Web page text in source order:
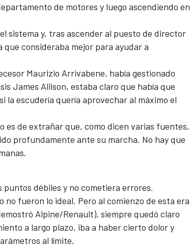
de motores y luego ascendiendo en
sistema y, tras ascender al puesto de director
consideraba mejor para ayudar a
Maurizio Arrivabene, había gestionado
James Allison, estaba claro que había que
la escudería quería aprovechar al máximo el
es de extrañar que, como dicen varias fuentes,
profundamente ante su marcha. No hay que
débiles y no cometiera errores.
fueron lo ideal. Pero al comienzo de esta era
Alpine/Renault), siempre quedó claro
a largo plazo, iba a haber cierto dolor y
al límite.